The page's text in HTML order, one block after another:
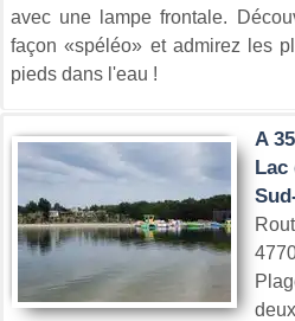
avec une lampe frontale.
façon «spéléo» et admirez les
pieds dans l'eau !
A
Lac